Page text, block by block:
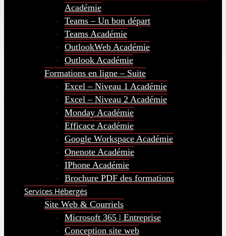
Académie
Teams – Un bon départ
Teams Académie
OutlookWeb Académie
Outlook Académie
Formations en ligne – Suite
Excel – Niveau 1 Académie
Excel – Niveau 2 Académie
Monday Académie
Efficace Académie
Google Workspace Académie
Onenote Académie
IPhone Académie
Brochure PDF des formations
Services Hébergés
Site Web & Courriels
Microsoft 365 | Entreprise
Conception site web